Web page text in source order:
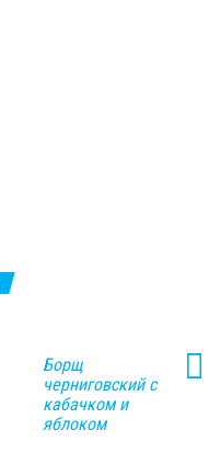
Борщ
черниговский с
кабачком и
яблоком